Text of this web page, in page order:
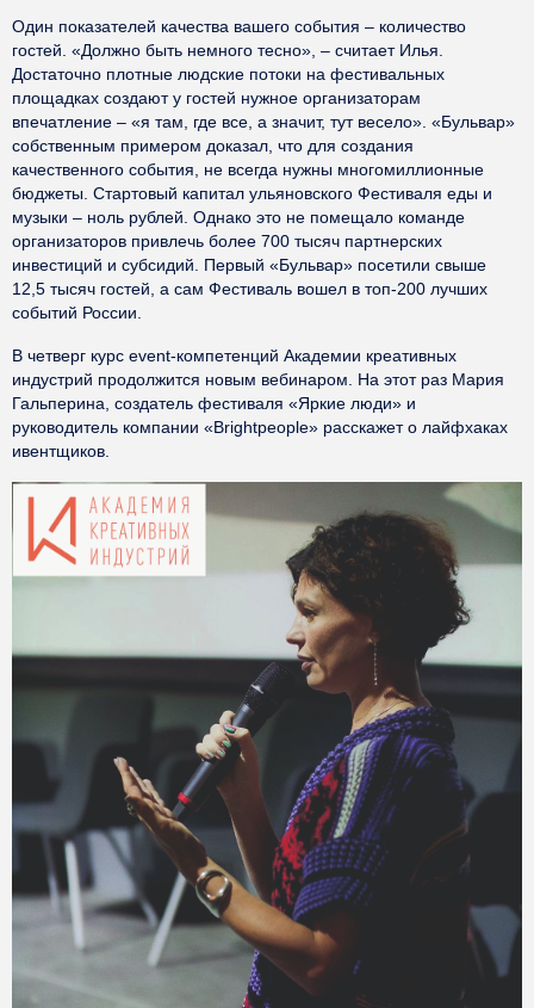
Один показателей качества вашего события – количество
гостей. «Должно быть немного тесно», – считает Илья.
Достаточно плотные людские потоки на фестивальных
площадках создают у гостей нужное организаторам
впечатление – «я там, где все, а значит, тут весело». «Бульвар»
собственным примером доказал, что для создания
качественного события, не всегда нужны многомиллионные
бюджеты. Стартовый капитал ульяновского Фестиваля еды и
музыки – ноль рублей. Однако это не помещало команде
организаторов привлечь более 700 тысяч партнерских
инвестиций и субсидий. Первый «Бульвар» посетили свыше
12,5 тысяч гостей, а сам Фестиваль вошел в топ-200 лучших
событий России.
В четверг курс event-компетенций Академии креативных
индустрий продолжится новым вебинаром. На этот раз Мария
Гальперина, создатель фестиваля «Яркие люди» и
руководитель компании «Brightpeople» расскажет о лайфхаках
ивентщиков.